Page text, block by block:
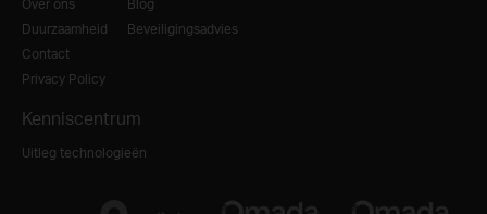
Over ons
Duurzaamheid
Contact
Privacy Policy
Blog
Beveiligingsadvies
Kenniscentrum
Uitleg technologieën